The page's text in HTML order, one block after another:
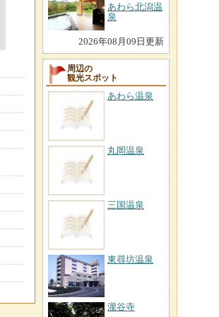
あわら北潟温
泉
2026年08月09日更新
周辺の
観光スポット
あわら温泉
丸岡温泉
三国温泉
東尋坊温泉
瀧谷寺